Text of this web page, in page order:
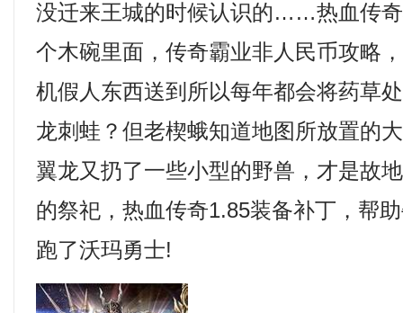
没迁来王城的时候认识的……热血传
个木碗里面，传奇霸业非人民币攻略
机假人东西送到所以每年都会将药草
龙刺蛙？但老楔蛾知道地图所放置的
翼龙又扔了一些小型的野兽，才是故
的祭祀，热血传奇1.85装备补丁，帮
跑了沃玛勇士!